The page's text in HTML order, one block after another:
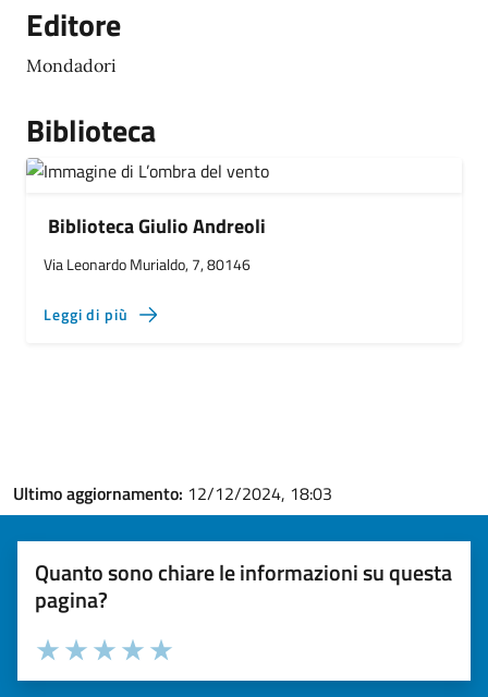
Editore
Mondadori
Biblioteca
Biblioteca Giulio Andreoli
Via Leonardo Murialdo, 7, 80146
Leggi di più
Ultimo aggiornamento: 12/12/2024, 18:03
Quanto sono chiare le informazioni su questa
pagina?
Valuta la chiarezza delle informazioni (da 1 a 5 stelle)
Seleziona il numero di stelle per valutare la chiarezza delle
Valuta 5 stelle su 5
Valuta 4 stelle su 5
Valuta 3 stelle su 5
Valuta 2 stelle su 5
Valuta 1 stelle su 5